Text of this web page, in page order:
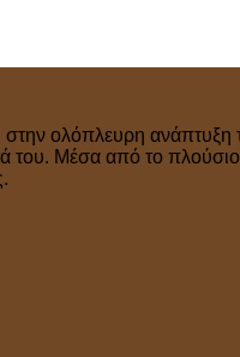
ολόπλευρη ανάπτυξη
του. Μέσα από το